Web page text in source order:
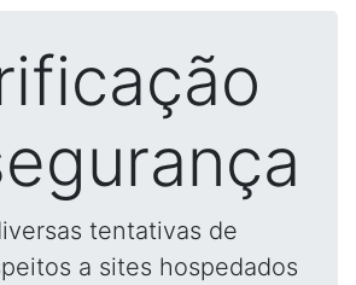
tentativas de
a sites hospedados